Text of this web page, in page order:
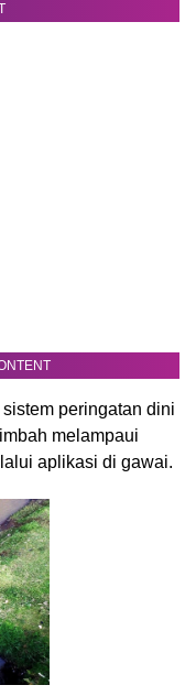
peringatan dini
melampaui
aplikasi di gawai.